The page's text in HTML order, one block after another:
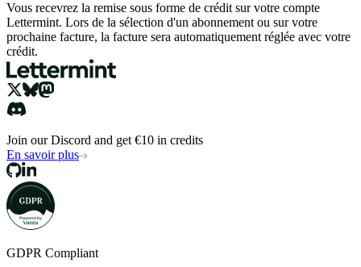
Vous recevrez la remise sous forme de crédit sur votre compte
Lettermint. Lors de la sélection d'un abonnement ou sur votre
prochaine facture, la facture sera automatiquement réglée avec votre
crédit.
Join our Discord and get €10 in credits
En savoir plus
GDPR Compliant